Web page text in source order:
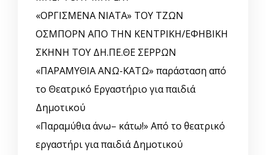
«ΟΡΓΙΣΜΕΝΑ ΝΙΑΤΑ» ΤΟΥ ΤΖΩΝ
ΟΣΜΠΟΡΝ ΑΠΟ ΤΗΝ ΚΕΝΤΡΙΚΗ/ΕΦΗΒΙΚΗ
ΣΚΗΝΗ ΤΟΥ ΔΗ.ΠΕ.ΘΕ ΣΕΡΡΩΝ
«ΠΑΡΑΜΥΘΙΑ ΑΝΩ-ΚΑΤΩ» παράσταση από
το Θεατρικό Εργαστήριο για παιδιά
Δημοτικού
«Παραμύθια άνω– κάτω!» Από το θεατρικό
εργαστήρι για παιδιά Δημοτικού